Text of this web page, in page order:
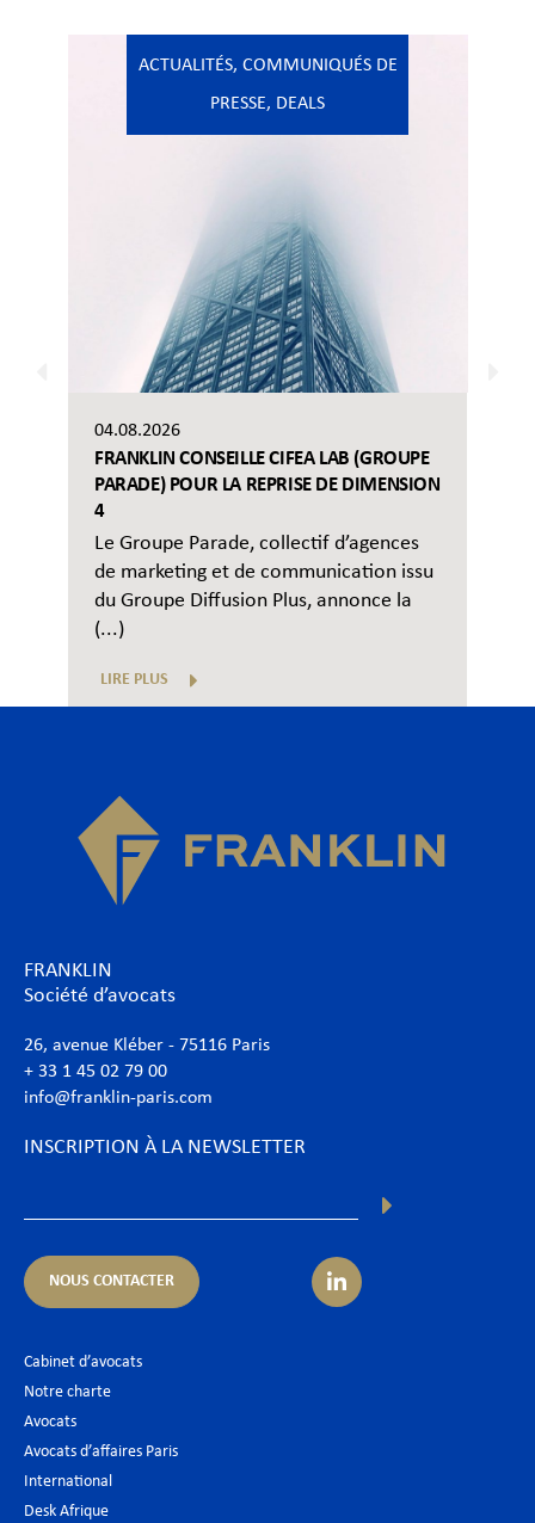
ACTUALITÉS, COMMUNIQUÉS DE
PRESSE, DEALS
04.08.2026
FRANKLIN CONSEILLE CIFEA LAB (GROUPE
PARADE) POUR LA REPRISE DE DIMENSION
4
Le Groupe Parade, collectif d’agences
de marketing et de communication issu
du Groupe Diffusion Plus, annonce la
(...)
LIRE PLUS
FRANKLIN
Société d’avocats
26, avenue Kléber - 75116 Paris
+ 33 1 45 02 79 00
info@franklin-paris.com
INSCRIPTION À LA NEWSLETTER
NOUS CONTACTER
Cabinet d’avocats
Notre charte
Avocats
Avocats d’affaires Paris
International
Desk Afrique